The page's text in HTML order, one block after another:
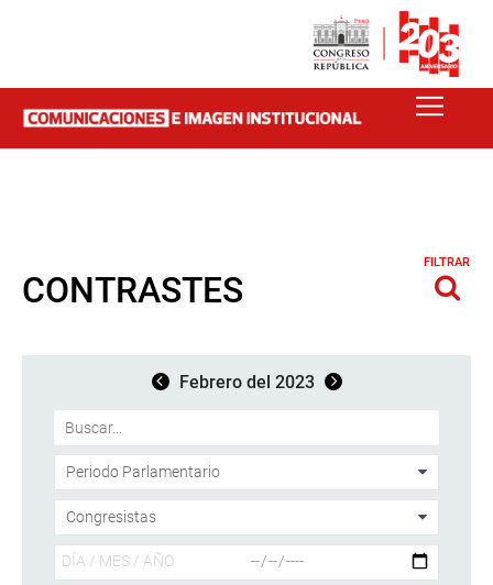
CONTRASTES
FILTRAR
Febrero del 2023